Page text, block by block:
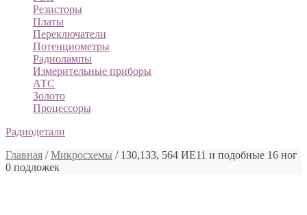
Резисторы
Платы
Переключатели
Потенциометры
Радиолампы
Измерительные приборы
АТС
Золото
Процессоры
Радиодетали
Главная /Микросхемы / 130,133, 564 ИЕ11 и подобные 16 ног
0 подложек